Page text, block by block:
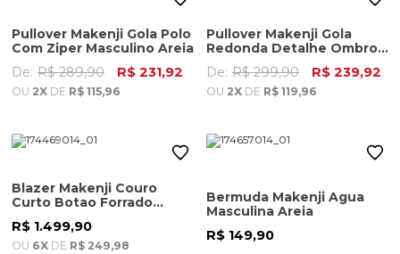
Pullover Makenji Gola Polo
Com Ziper Masculino Areia
De: R$ 289,90 R$ 231,92
OU 2X DE R$ 115,96
Pullover Makenji Gola
Redonda Detalhe Ombro
Masculino Areia
De: R$ 299,90 R$ 239,92
OU 2X DE R$ 119,96
Blazer Makenji Couro
Curto Botao Forrado
Feminino Areia
R$ 1.499,90
OU 6X DE R$ 249,98
Bermuda Makenji Agua
Masculina Areia
R$ 149,90